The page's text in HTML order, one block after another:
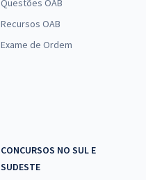
Questões OAB
Recursos OAB
Exame de Ordem
CONCURSOS NO SUL E
SUDESTE